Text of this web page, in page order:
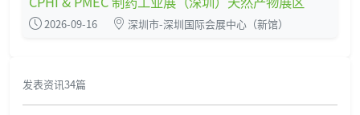
2026-09-16 深圳市-深圳国际会展中心（新馆）
发表资讯34篇